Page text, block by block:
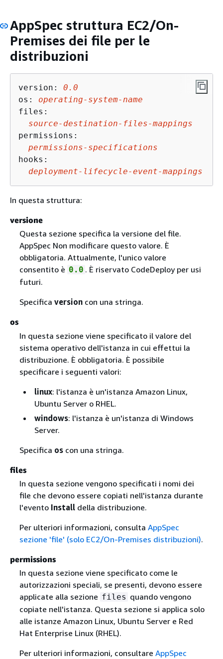
AppSpec struttura EC2/On-
Premises dei file per le
distribuzioni
version: 0.0
os: operating-system-name
files:
source-destination-files-mappings
permissions:
permissions-specifications
hooks:
deployment-lifecycle-event-mappings
In questa struttura:
versione
Questa sezione specifica la versione del file.
AppSpec Non modificare questo valore. È
obbligatoria. Attualmente, l'unico valore
consentito è 0.0 . È riservato CodeDeploy per usi
futuri.
Specifica versioncon una stringa.
os
In questa sezione viene specificato il valore del
sistema operativo dell'istanza in cui effettui la
distribuzione. È obbligatoria. È possibile
specificare i seguenti valori:
linux: l'istanza è un'istanza Amazon Linux,
Ubuntu Server o RHEL.
windows: l'istanza è un'istanza di Windows
Server.
Specifica oscon una stringa.
files
In questa sezione vengono specificati i nomi dei
file che devono essere copiati nell'istanza durante
l'evento Installdella distribuzione.
Per ulteriori informazioni, consulta AppSpec
sezione 'file' (solo EC2/On-Premises distribuzioni).
permissions
In questa sezione viene specificato come le
autorizzazioni speciali, se presenti, devono essere
applicate alla sezione files quando vengono
copiate nell'istanza. Questa sezione si applica solo
alle istanze Amazon Linux, Ubuntu Server e Red
Hat Enterprise Linux (RHEL).
Per ulteriori informazioni, consultare AppSpec